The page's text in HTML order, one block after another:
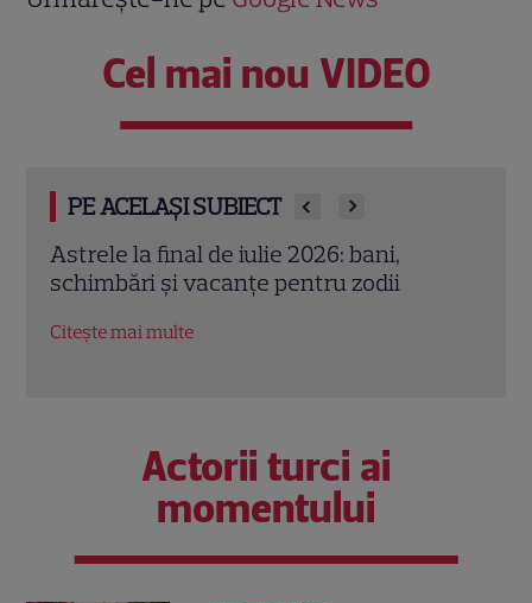
Cel mai nou VIDEO
PE ACELAȘI SUBIECT
Cristina Demetrescu, horoscop: Zodia
care începe un nou capitol după Luna
Actorii turci ai
momentului